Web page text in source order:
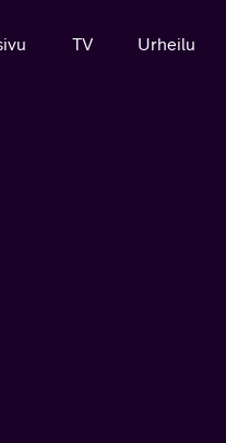
TV Urheilu